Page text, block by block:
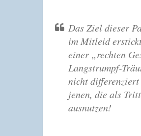
Das Ziel dieser
im Mitleid
einer „rechten
Langstrumpf-
nicht differenziert
jenen, die als
ausnutzen!